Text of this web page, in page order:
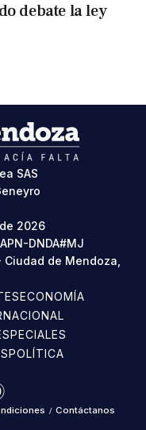
debate la ley
SAS
2026
DNDA#MJ
de Mendoza,
ECONOMÍA
POLÍTICA
/ Contáctanos